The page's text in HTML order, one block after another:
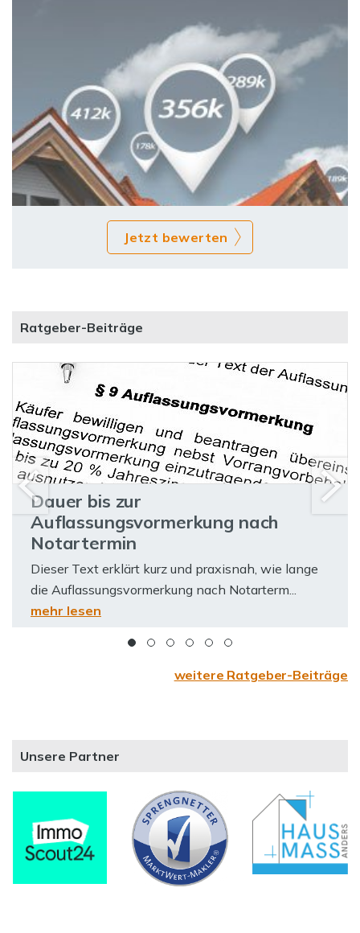
Jetzt bewerten
Ratgeber-Beiträge
Dauer bis zur
Auflassungsvormerkung nach
Notartermin
Dieser Text erklärt kurz und praxisnah, wie lange
die Auflassungsvormerkung nach Notarterm...
mehr lesen
weitere Ratgeber-Beiträge
Unsere Partner